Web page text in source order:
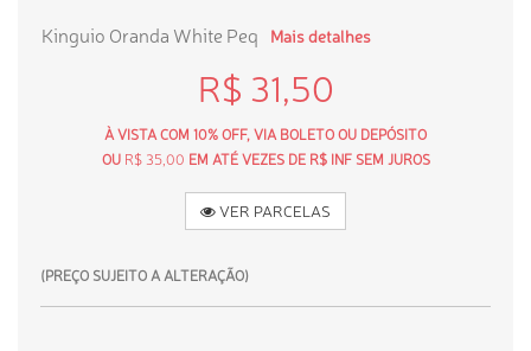
Kinguio Oranda White Peq Mais detalhes
R$ 31,50
À VISTA COM 10% OFF, VIA BOLETO OU DEPÓSITO
OU R$ 35,00 EM ATÉ VEZES DE R$ INF SEM JUROS
VER PARCELAS
(PREÇO SUJEITO A ALTERAÇÃO)